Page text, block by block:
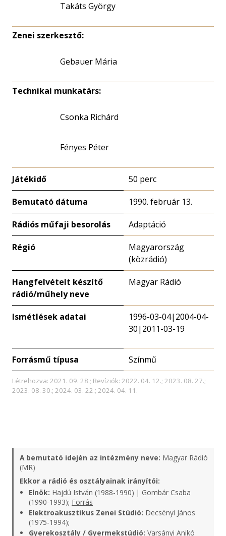
Takáts György
Zenei szerkesztő:
Gebauer Mária
Technikai munkatárs:
Csonka Richárd
Fényes Péter
Játékidő 50 perc
Bemutató dátuma 1990. február 13.
Rádiós műfaji besorolás Adaptáció
Régió
Magyarország
(közrádió)
Hangfelvételt készítő
rádió/műhely neve
Magyar Rádió
Ismétlések adatai
1996-03-04|2004-04-
30|2011-03-19
Forrásmű típusa Színmű
Létrehozva: 2021. 09. 28.; Revíziók: 2022. 04. 12.; 2023. 08. 27.;
2023. 08. 30.; 2024. 03. 22.; 2024. 04. 11.
A bemutató idején az intézmény neve: Magyar Rádió
(MR)
Ekkor a rádió és osztályainak irányítói:
Elnök: Hajdú István (1988-1990) | Gombár Csaba
(1990-1993); Forrás
Elektroakusztikus Zenei Stúdió: Decsényi János
(1975-1994);
Gyerekosztály / Gyermekstúdió: Varsányi Anikó